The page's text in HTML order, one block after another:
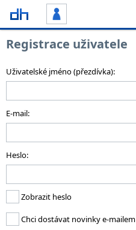
Registrace uživatele
Uživatelské jméno (přezdívka):
E-mail:
Heslo:
Zobrazit heslo
Chci dostávat novinky e-mailem